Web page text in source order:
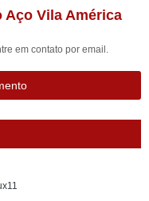
Aço Vila América
em contato por email.